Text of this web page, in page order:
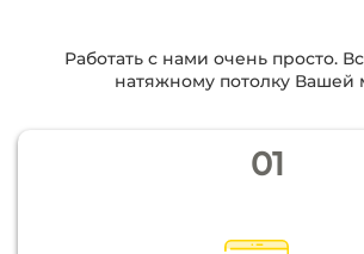
Работать с нами очень просто.
натяжному потолку Вашей
01